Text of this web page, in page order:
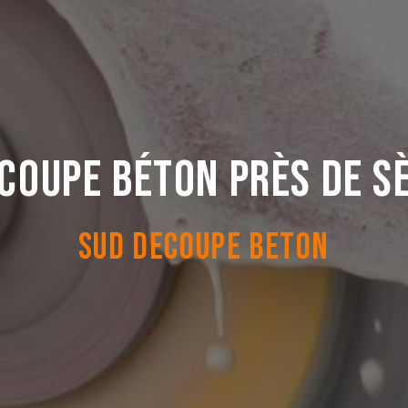
béton près de
SUD DECOUPE BETON